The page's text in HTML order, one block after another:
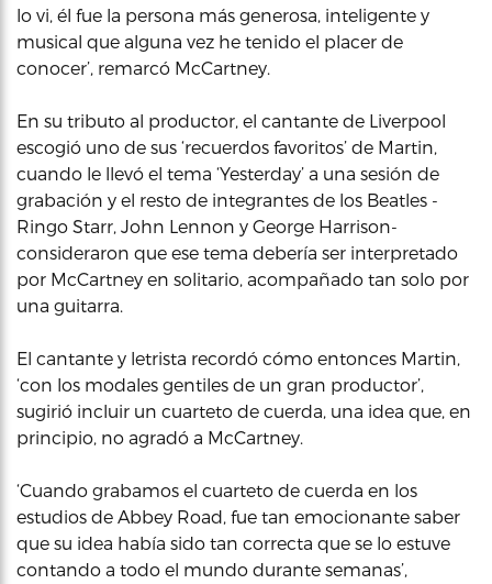
lo vi, él fue la persona más generosa, inteligente y
musical que alguna vez he tenido el placer de
conocer’, remarcó McCartney.
En su tributo al productor, el cantante de Liverpool
escogió uno de sus ‘recuerdos favoritos’ de Martin,
cuando le llevó el tema ‘Yesterday’ a una sesión de
grabación y el resto de integrantes de los Beatles -
Ringo Starr, John Lennon y George Harrison-
consideraron que ese tema debería ser interpretado
por McCartney en solitario, acompañado tan solo por
una guitarra.
El cantante y letrista recordó cómo entonces Martin,
‘con los modales gentiles de un gran productor’,
sugirió incluir un cuarteto de cuerda, una idea que, en
principio, no agradó a McCartney.
‘Cuando grabamos el cuarteto de cuerda en los
estudios de Abbey Road, fue tan emocionante saber
que su idea había sido tan correcta que se lo estuve
contando a todo el mundo durante semanas’,